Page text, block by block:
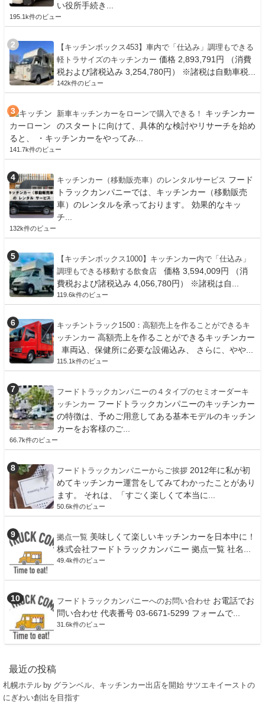
い役所手続き...
195.1k件のビュー
【キッチンボックス453】車内で「仕込み」調理もできる
軽トラサイズのキッチンカー 価格 2,893,791円 （消費
税および諸税込み 3,254,780円） ※諸税は自動車税...
142k件のビュー
新車キッチンカーをローンで購入できる！
キッチンカー
のスタートに向けて、具体的な検討やリサーチを始め
ると、 ・キッチンカーをやってみ...
141.7k件のビュー
キッチンカー（移動販売車）のレンタルサービス フード
トラックカンパニーでは、キッチンカー（移動販売
車）のレンタルを承っております。 効果的なキッ
チ...
132k件のビュー
【キッチンボックス1000】キッチンカー内で「仕込み」
調理もできる移動する飲食店
価格 3,594,009円 （消
費税および諸税込み 4,056,780円） ※諸税は自...
119.6k件のビュー
キッチントラック1500：高額売上を作ることができるキ
ッチンカー 高額売上を作ることができるキッチンカー
車両込、保健所に必要な設備込み、 さらに、やや...
115.1k件のビュー
フードトラックカンパニーの４タイプのセミオーダーキ
ッチンカー フードトラックカンパニーのキッチンカー
の特徴は、予めご用意してある基本モデルのキッチン
カーをお客様のご...
66.7k件のビュー
フードトラックカンパニーからご挨拶 2012年に私が初
めてキッチンカー運営をしてみてわかったことがあり
ます。 それは、「すごく楽しくて本当に...
50.6k件のビュー
拠点一覧 美味しくて楽しいキッチンカーを日本中に！
株式会社フードトラックカンパニー 拠点一覧 社名...
49.4k件のビュー
フードトラックカンパニーへのお問い合わせ お電話でお
問い合わせ 代表番号 03-6671-5299 フォームで...
31.6k件のビュー
最近の投稿
札幌ホテル by グランベル、キッチンカー出店を開始 サツエキイーストの
にぎわい創出を目指す